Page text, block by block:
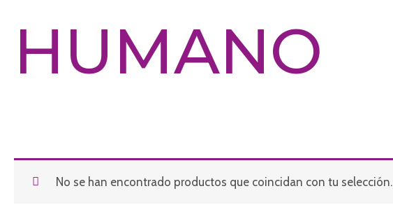
HUMANO
No se han encontrado productos que coincidan con tu selección.